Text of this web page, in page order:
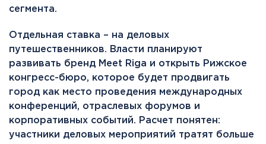
сегмента.
Отдельная ставка – на деловых
путешественников. Власти планируют
развивать бренд Meet Riga и открыть Рижское
конгресс-бюро, которое будет продвигать
город как место проведения международных
конференций, отраслевых форумов и
корпоративных событий. Расчет понятен:
участники деловых мероприятий тратят больше